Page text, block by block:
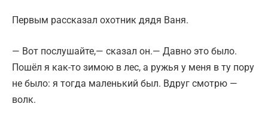
Первым рассказал охотник дядя Ваня.
— Вот послушайте,— сказал он.— Давно это было.
Пошёл я как-то зимою в лес, а ружья у меня в ту пору
не было: я тогда маленький был. Вдруг смотрю —
волк.